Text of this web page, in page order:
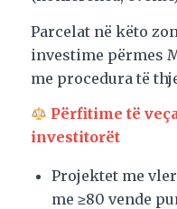
Parcelat në këto
investime përmes
me procedura të
Përfitime të
investitorët
Projektet me
me ≥80 vende